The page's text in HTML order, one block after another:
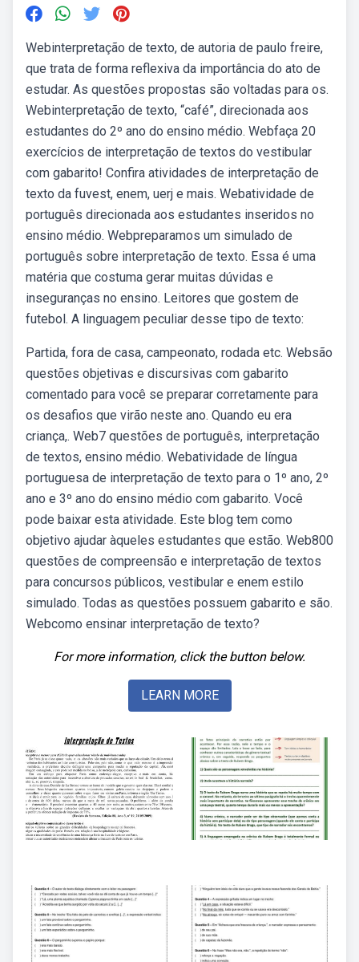
Webinterpretação de texto, de autoria de paulo freire,
que trata de forma reflexiva da importância do ato de
estudar. As questões propostas são voltadas para os.
Webinterpretação de texto, “café”, direcionada aos
estudantes do 2º ano do ensino médio. Webfaça 20
exercícios de interpretação de textos do vestibular
com gabarito! Confira atividades de interpretação de
texto da fuvest, enem, uerj e mais. Webatividade de
português direcionada aos estudantes inseridos no
ensino médio. Webpreparamos um simulado de
português sobre interpretação de texto. Essa é uma
matéria que costuma gerar muitas dúvidas e
inseguranças no ensino. Leitores que gostem de
futebol. A linguagem peculiar desse tipo de texto:
Partida, fora de casa, campeonato, rodada etc. Websão
questões objetivas e discursivas com gabarito
comentado para você se preparar corretamente para
os desafios que virão neste ano. Quando eu era
criança,. Web7 questões de português, interpretação
de textos, ensino médio. Webatividade de língua
portuguesa de interpretação de texto para o 1º ano, 2º
ano e 3º ano do ensino médio com gabarito. Você
pode baixar esta atividade. Este blog tem como
objetivo ajudar àqueles estudantes que estão. Web800
questões de compreensão e interpretação de textos
para concursos públicos, vestibular e enem estilo
simulado. Todas as questões possuem gabarito e são.
Webcomo ensinar interpretação de texto?
For more information, click the button below.
LEARN MORE